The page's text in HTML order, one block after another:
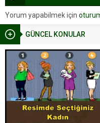
GÜNCEL KONULAR
Yorum yapabilmek için